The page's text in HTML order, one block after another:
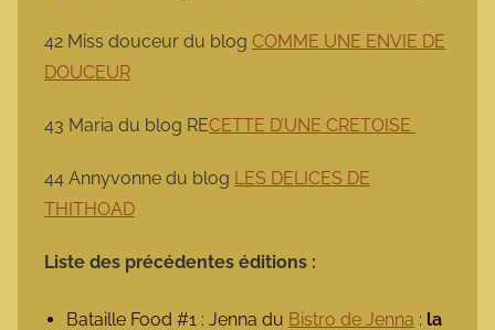
42 Miss douceur du blog COMME UNE ENVIE DE
DOUCEUR
43 Maria du blog RECETTE D’UNE CRETOISE
44 Annyvonne du blog LES DELICES DE
THITHOAD
Liste des précédentes éditions :
Bataille Food #1 : Jenna du Bistro de Jenna : la